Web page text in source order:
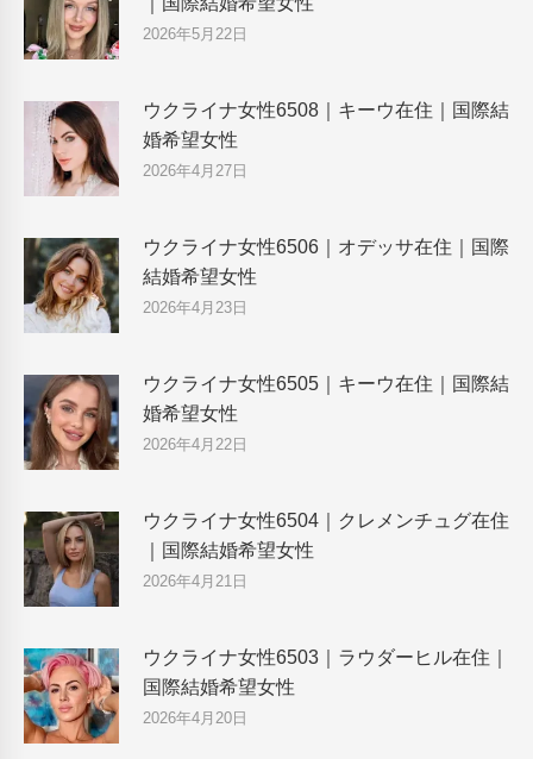
2026年5月22日
ウクライナ女性6508｜キーウ在住｜国際結
婚希望女性
2026年4月27日
ウクライナ女性6506｜オデッサ在住｜国際
結婚希望女性
2026年4月23日
ウクライナ女性6505｜キーウ在住｜国際結
婚希望女性
2026年4月22日
ウクライナ女性6504｜クレメンチュグ在住
｜国際結婚希望女性
2026年4月21日
ウクライナ女性6503｜ラウダーヒル在住｜
国際結婚希望女性
2026年4月20日